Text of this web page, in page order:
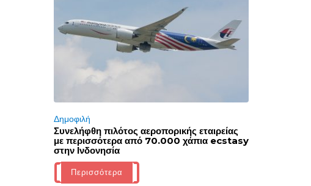
Δημοφιλή
Συνελήφθη πιλότος αεροπορικής εταιρείας
με περισσότερα από 70.000 χάπια ecstasy
στην Ινδονησία
Περισσότερα